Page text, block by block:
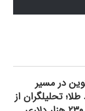
در مسیر
تحلیلگران از
تلاش‌ برای کاهش قدرت